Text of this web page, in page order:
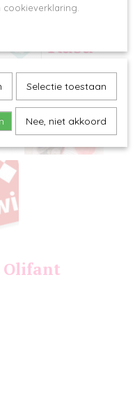
Olifant
Selectie toestaan
Nee, niet akkoord